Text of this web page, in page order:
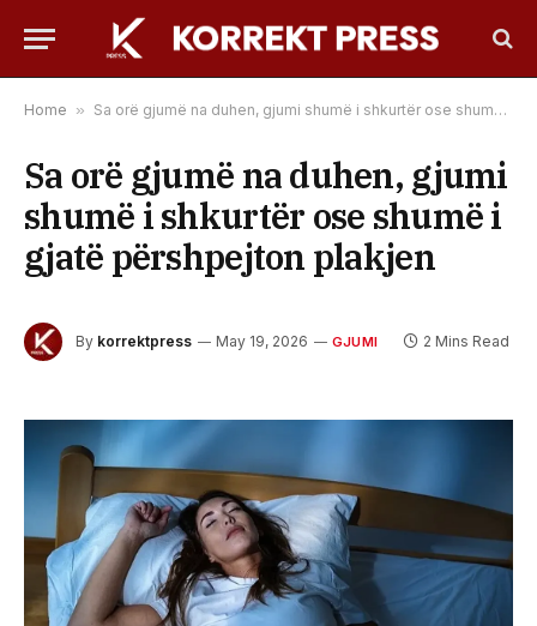
Home » Sa orë gjumë na duhen, gjumi shumë i shkurtër ose shumë i gjatë përshpejton plakjen
Sa orë gjumë na duhen, gjumi
shumë i shkurtër ose shumë i
gjatë përshpejton plakjen
By korrektpress May 19, 2026 GJUMI 2 Mins Read